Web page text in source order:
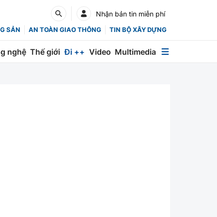
Nhận bản tin miễn phí
SẢN AN TOÀN GIAO THÔNG TIN BỘ XÂY DỰNG
nghệ Thế giới Đi ++ Video Multimedia